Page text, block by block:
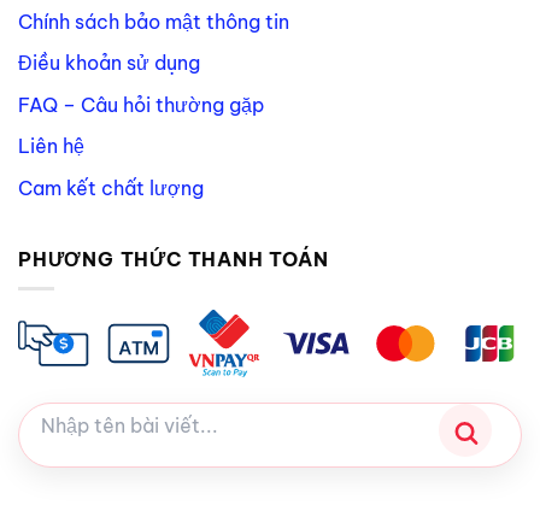
Chính sách bảo mật thông tin
Điều khoản sử dụng
FAQ – Câu hỏi thường gặp
Liên hệ
Cam kết chất lượng
PHƯƠNG THỨC THANH TOÁN